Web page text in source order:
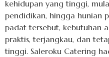
kehidupan yang tinggi,
pendidikan, hingga hunian
padat tersebut, kebutuhan
praktis, terjangkau, dan
tinggi. Saleroku Catering